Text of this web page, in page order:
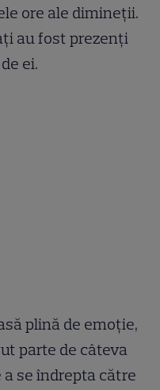
ore ale dimineții.
au fost prezenți
ei.
plină de emoție,
parte de câteva
se îndrepta către